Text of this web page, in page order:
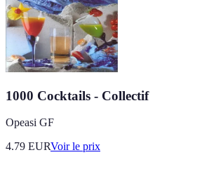
1000 Cocktails - Collectif
Opeasi GF
4.79 EURVoir le prix